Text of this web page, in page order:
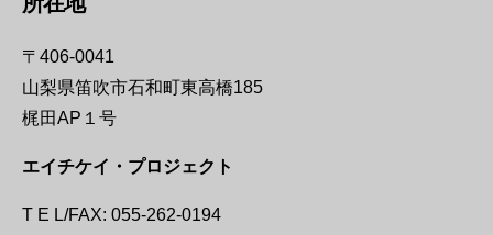
〒406-0041
山梨県笛吹市石和町東高橋185
梶田AP１号
エイチケイ・プロジェクト
T E L/FAX: 055-262-0194